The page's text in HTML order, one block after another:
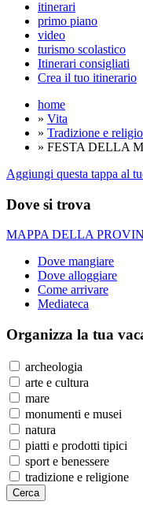
itinerari
primo piano
video
turismo scolastico
Itinerari consigliati
Crea il tuo itinerario
home
» Vita
» Tradizione e
» FESTA DELLA
Aggiungi questa tappa al
Dove si trova
MAPPA DELLA
Dove mangiare
Dove alloggiare
Come arrivare
Mediateca
Organizza la tua
archeologia
arte e cultura
mare
monumenti e musei
natura
piatti e prodotti tipici
sport e benessere
tradizione e religione